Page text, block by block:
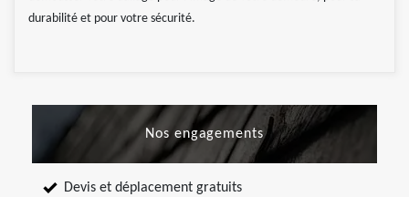
durabilité et pour votre sécurité.
Nos engagements
Devis et déplacement gratuits